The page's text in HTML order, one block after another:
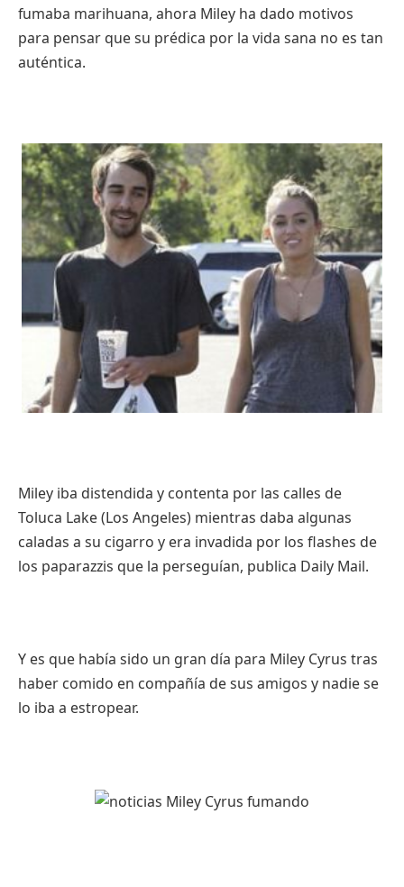
fumaba marihuana, ahora Miley ha dado motivos
para pensar que su prédica por la vida sana no es tan
auténtica.
Miley iba distendida y contenta por las calles de
Toluca Lake (Los Angeles) mientras daba algunas
caladas a su cigarro y era invadida por los flashes de
los paparazzis que la perseguían, publica Daily Mail.
Y es que había sido un gran día para Miley Cyrus tras
haber comido en compañía de sus amigos y nadie se
lo iba a estropear.